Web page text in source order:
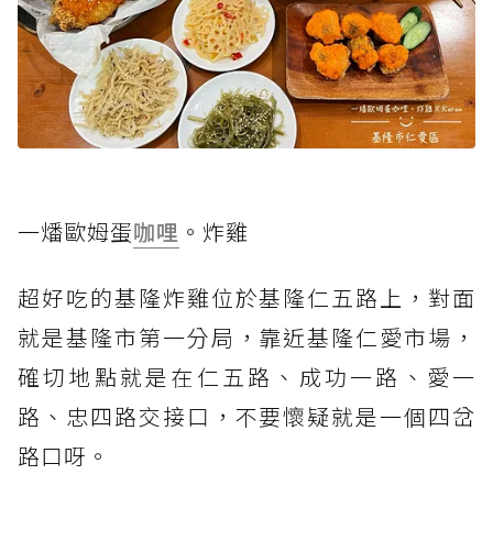
一燔歐姆蛋咖哩 。炸雞
超好吃的基隆炸雞位於基隆仁五路上，對面
就是基隆市第一分局，靠近基隆仁愛市場，
確切地點就是在仁五路、成功一路、愛一
路、忠四路交接口，不要懷疑就是一個四岔
路口呀。